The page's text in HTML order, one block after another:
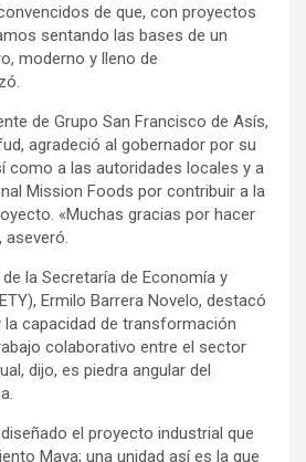
de que, con proyectos
sentando las bases de un
moderno y lleno de
de Grupo San Francisco de Asís,
agradeció al gobernador por su
como a las autoridades locales y a
Mission Foods por contribuir a la
«Muchas gracias por hacer
aseveró.
la Secretaría de Economía y
Ermilo Barrera Novelo, destacó
la capacidad de transformación
colaborativo entre el sector
dijo, es piedra angular del
el proyecto industrial que
Maya; una unidad así es la que